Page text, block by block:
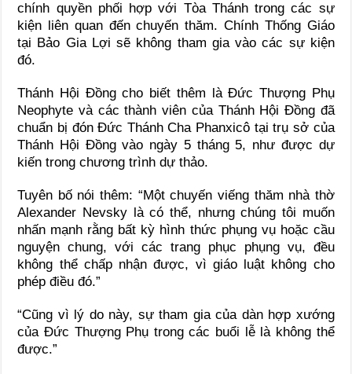
chính quyền phối hợp với Tòa Thánh trong các sự
kiện liên quan đến chuyến thăm. Chính Thống Giáo
tại Bảo Gia Lợi sẽ không tham gia vào các sự kiện
đó.
Thánh Hội Đồng cho biết thêm là Đức Thượng Phụ
Neophyte và các thành viên của Thánh Hội Đồng đã
chuẩn bị đón Đức Thánh Cha Phanxicô tại trụ sở của
Thánh Hội Đồng vào ngày 5 tháng 5, như được dự
kiến trong chương trình dự thảo.
Tuyên bố nói thêm: “Một chuyến viếng thăm nhà thờ
Alexander Nevsky là có thể, nhưng chúng tôi muốn
nhấn mạnh rằng bất kỳ hình thức phụng vụ hoặc cầu
nguyện chung, với các trang phục phụng vụ, đều
không thể chấp nhận được, vì giáo luật không cho
phép điều đó.”
“Cũng vì lý do này, sự tham gia của dàn hợp xướng
của Đức Thượng Phụ trong các buổi lễ là không thể
được.”